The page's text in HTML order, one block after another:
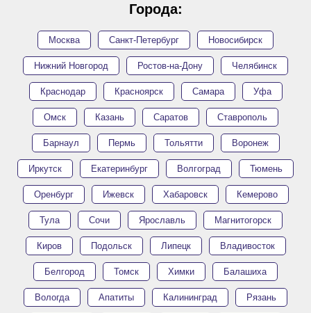
Города:
Москва Санкт-Петербург Новосибирск
Нижний Новгород Ростов-на-Дону Челябинск
Краснодар Красноярск Самара Уфа
Омск Казань Саратов Ставрополь
Барнаул Пермь Тольятти Воронеж
Иркутск Екатеринбург Волгоград Тюмень
Оренбург Ижевск Хабаровск Кемерово
Тула Сочи Ярославль Магнитогорск
Киров Подольск Липецк Владивосток
Белгород Томск Химки Балашиха
Вологда Апатиты Калининград Рязань